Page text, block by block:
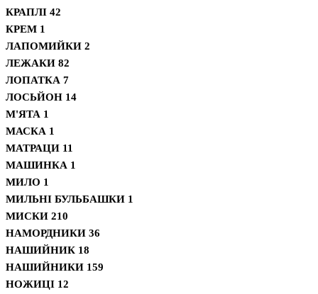
КРАПЛІ 42
КРЕМ 1
ЛАПОМИЙКИ 2
ЛЕЖАКИ 82
ЛОПАТКА 7
ЛОСЬЙОН 14
М'ЯТА 1
МАСКА 1
МАТРАЦИ 11
МАШИНКА 1
МИЛО 1
МИЛЬНІ БУЛЬБАШКИ 1
МИСКИ 210
НАМОРДНИКИ 36
НАШИЙНИК 18
НАШИЙНИКИ 159
НОЖИЦІ 12